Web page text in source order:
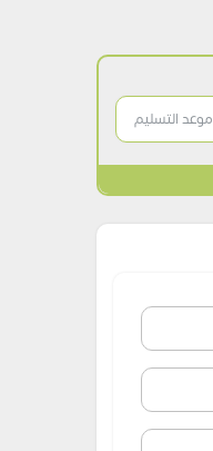
موعد التسليم